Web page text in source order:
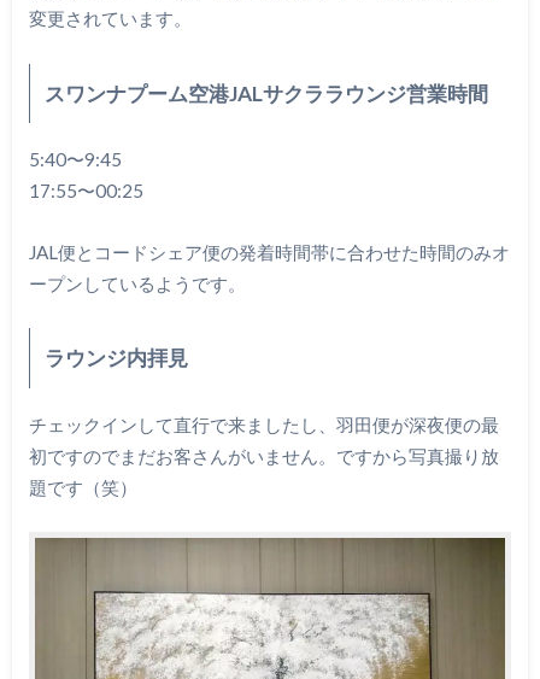
変更されています。
スワンナプーム空港JALサクララウンジ営業時間
5:40〜9:45
17:55〜00:25
JAL便とコードシェア便の発着時間帯に合わせた時間のみオ
ープンしているようです。
ラウンジ内拝見
チェックインして直行で来ましたし、羽田便が深夜便の最
初ですのでまだお客さんがいません。ですから写真撮り放
題です（笑）